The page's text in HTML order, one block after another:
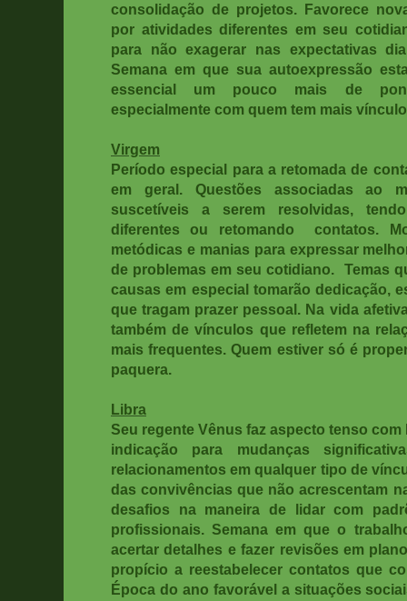
consolidação de projetos. Favorece
por atividades diferentes em seu
para não exagerar nas expectativas
Semana em que sua autoexpressão
essencial um pouco mais de
especialmente com quem tem mais
Virgem
Período especial para a retomada de
em geral. Questões associadas ao
suscetíveis a serem resolvidas,
diferentes ou retomando
contatos.
metódicas e manias para expressar
de problemas em seu cotidiano.
Temas
causas em especial tomarão dedicação,
que tragam prazer pessoal. Na vida
também de vínculos que refletem na
mais frequentes. Quem estiver só é
paquera.
Libra
Seu regente Vênus faz aspecto tenso
indicação para mudanças
relacionamentos em qualquer tipo de
das convivências que não acrescentam
desafios na maneira de lidar com
profissionais. Semana em que o
acertar detalhes e fazer revisões em
propício a reestabelecer contatos que
Época do ano favorável a situações